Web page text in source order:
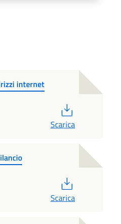
internet
Scarica
Scarica